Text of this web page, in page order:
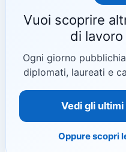
Vuoi scoprire
di
Ogni giorno
diplomati, laureati e
Vedi gli
Oppure scopri